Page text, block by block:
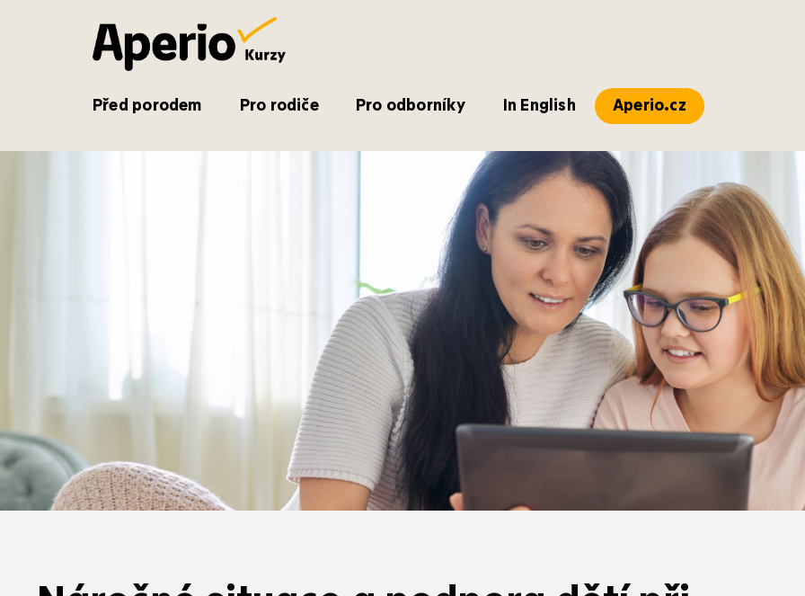
Před porodem Pro rodiče Pro odborníky In English Aperio.cz